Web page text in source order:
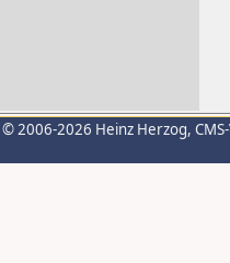
© 2006-2026 Heinz Herzog,